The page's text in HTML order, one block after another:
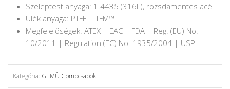
Szeleptest anyaga: 1.4435 (316L), rozsdamentes acél
Ülék anyaga: PTFE | TFM™
Megfelelőségek: ATEX | EAC | FDA | Reg. (EU) No.
10/2011 | Regulation (EC) No. 1935/2004 | USP
Kategória: GEMÜ Gömbcsapok